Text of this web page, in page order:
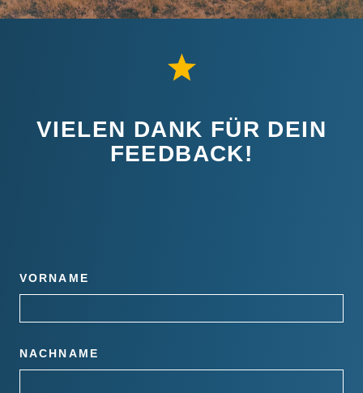
VIELEN DANK FÜR DEIN
FEEDBACK!
VORNAME
NACHNAME